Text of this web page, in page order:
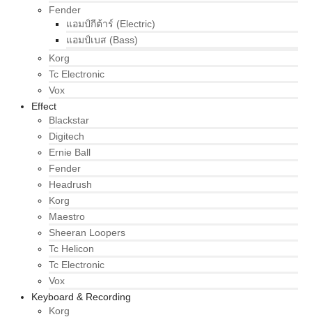
Fender
แอมป์กีต้าร์ (Electric)
แอมป์เบส (Bass)
Korg
Tc Electronic
Vox
Effect
Blackstar
Digitech
Ernie Ball
Fender
Headrush
Korg
Maestro
Sheeran Loopers
Tc Helicon
Tc Electronic
Vox
Keyboard & Recording
Korg